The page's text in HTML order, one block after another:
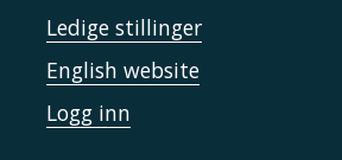
Ledige stillinger
English website
Logg inn